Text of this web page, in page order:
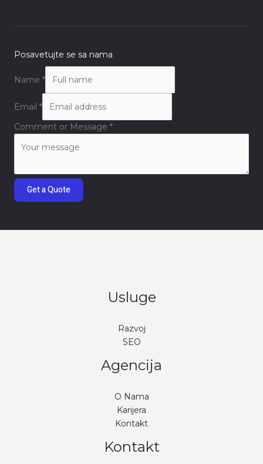
Posavetujte se sa nama
Name *
Email *
Comment or Message *
Get a Quote
Usluge
Razvoj
SEO
Agencija
O Nama
Karijera
Kontakt
Kontakt